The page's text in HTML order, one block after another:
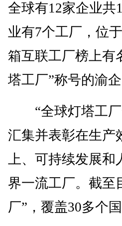
全球有12家企业共
业有7个工厂，位
箱互联工厂榜上有
塔工厂”称号的渝企
“全球灯塔工厂”
汇集并表彰在生产
上、可持续发展和
界一流工厂。截至
厂”，覆盖30多个